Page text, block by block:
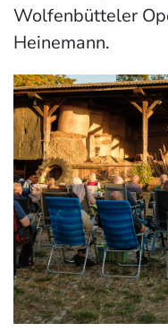
Wolfenbütteler
Heinemann.